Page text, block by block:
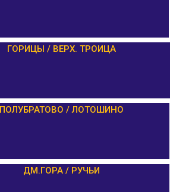
ГОРИЦЫ / ВЕРХ. ТРОИЦА
ПОЛУБРАТОВО / ЛОТОШИНО
ДМ.ГОРА / РУЧЬИ